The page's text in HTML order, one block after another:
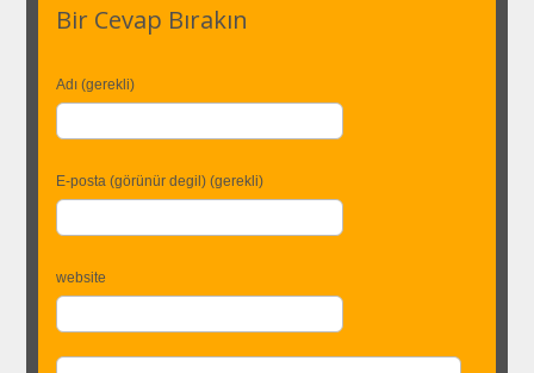
Bir Cevap Bırakın
Adı (gerekli)
E-posta (görünür degil) (gerekli)
website